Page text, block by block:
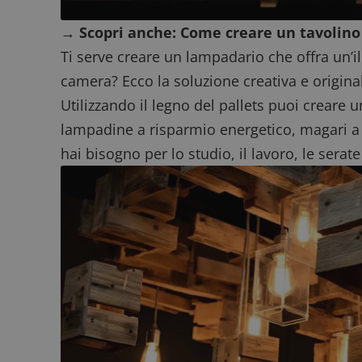
→ Scopri anche: Come creare un
Ti serve creare un lampadario che offra
camera? Ecco la soluzione creativa e
Utilizzando il legno del pallets puoi creare
lampadine a risparmio energetico, magari
hai bisogno per lo studio, il lavoro, le
Nome
_pk_id.1.938b
_pk_ses.1.938b
Nome
test_cookie